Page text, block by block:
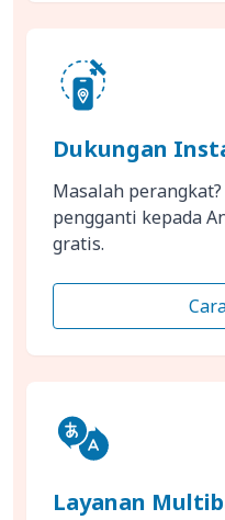
Dukungan
Masalah
pengganti kepada
gratis.
Layanan